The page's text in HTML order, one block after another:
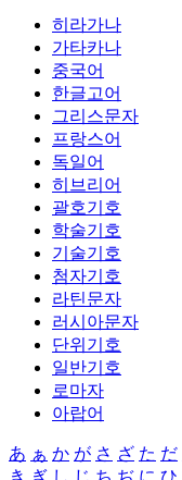
히라가나
가타카나
중국어
한글고어
그리스문자
프랑스어
독일어
히브리어
괄호기호
학술기호
기술기호
첨자기호
라틴문자
러시아문자
단위기호
일반기호
로마자
아랍어
あ ぁ か が さ ざ た だ